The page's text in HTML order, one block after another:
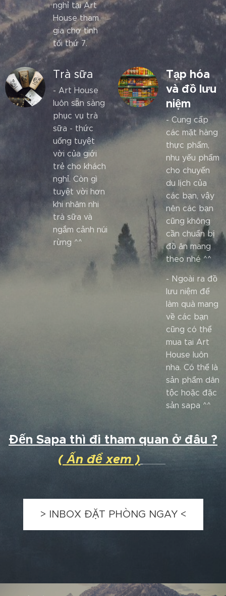
nghỉ tại Art
House tham
gia chợ tình
tối thứ 7.
Trà sữa
- Art House
luôn sẵn sàng
phục vụ trà
sữa - thức
uống tuyệt
vời của giới
trẻ cho khách
nghỉ. Còn gì
tuyệt vời hơn
khi nhâm nhi
trà sữa và
ngắm cảnh núi
rừng ^^
Tạp hóa
và đồ lưu
niệm
- Cung cấp
các mặt hàng
thực phẩm,
nhu yếu phẩm
cho chuyến
du lịch của
các bạn, vậy
nên các bạn
cũng không
cần chuẩn bị
đồ ăn mang
theo nhé ^^
- Ngoài ra đồ
lưu niệm để
làm quà mang
về các bạn
cũng có thể
mua tại Art
House luôn
nha. Có thể là
sản phẩm dân
tộc hoặc đặc
sản sapa ^^
Đến Sapa thì đi tham quan ở đâu ?
( Ấn để xem )
> INBOX ĐẶT PHÒNG NGAY <